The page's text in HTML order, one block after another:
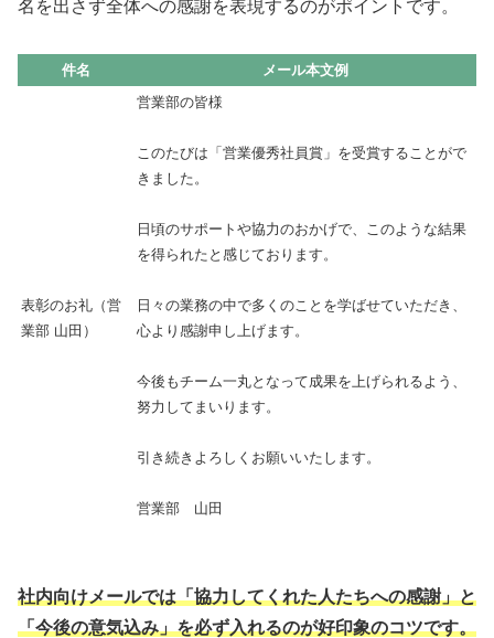
名を出さず全体への感謝を表現するのがポイントです。
件名 メール本文例
表彰のお礼（営
業部 山田）
営業部の皆様
このたびは「営業優秀社員賞」を受賞することがで
きました。
日頃のサポートや協力のおかげで、このような結果
を得られたと感じております。
日々の業務の中で多くのことを学ばせていただき、
心より感謝申し上げます。
今後もチーム一丸となって成果を上げられるよう、
努力してまいります。
引き続きよろしくお願いいたします。
営業部 山田
社内向けメールでは「協力してくれた人たちへの感謝」と
「今後の意気込み」を必ず入れるのが好印象のコツです。